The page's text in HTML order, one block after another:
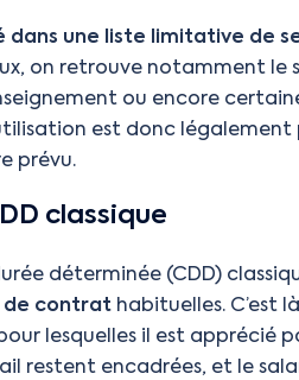
dans une liste limitative de
on retrouve notamment le
ou encore
est donc légalement
prévu.
classique
déterminée (CDD)
de contrat habituelles. C’est
lesquelles il est apprécié
restent encadrées, et le